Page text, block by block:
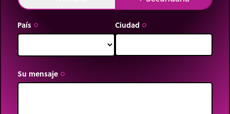
País trip_origin Ciudad trip_origin
Su mensaje trip_origin